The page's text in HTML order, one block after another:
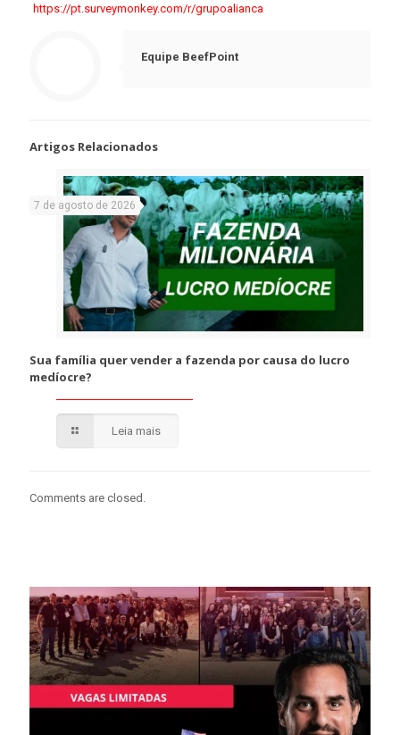
https://pt.surveymonkey.com/r/grupoalianca
Equipe BeefPoint
Artigos Relacionados
7 de agosto de 2026
Sua família quer vender a fazenda por causa do lucro
medíocre?
Leia mais
Comments are closed.